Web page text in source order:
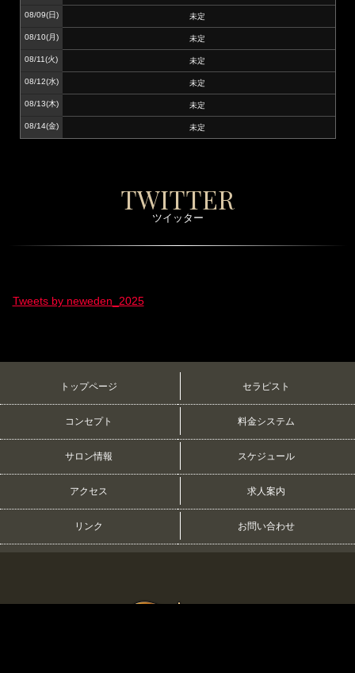
08/09(日)
08/10(月)
08/11(火)
08/12(水)
08/13(木)
08/14(金)
未定
未定
未定
未定
未定
未定
TWITTER
ツイッター
Tweets by neweden_2025
トップページ セラピスト
コンセプト 料金システム
サロン情報 スケジュール
アクセス 求人案内
リンク お問い合わせ